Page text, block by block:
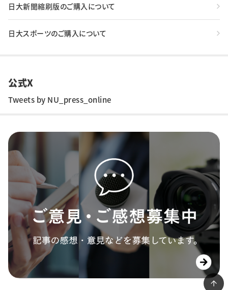
日大新聞縮刷版のご購入について
日大スポーツのご購入について
公式X
Tweets by NU_press_online